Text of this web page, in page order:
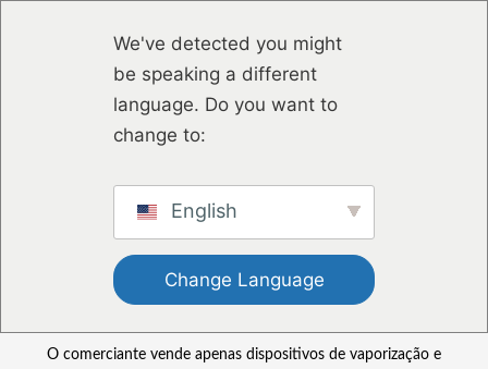
We've detected you might
be speaking a different
language. Do you want to
change to:
English
Change Language
O comerciante vende apenas dispositivos de vaporização e